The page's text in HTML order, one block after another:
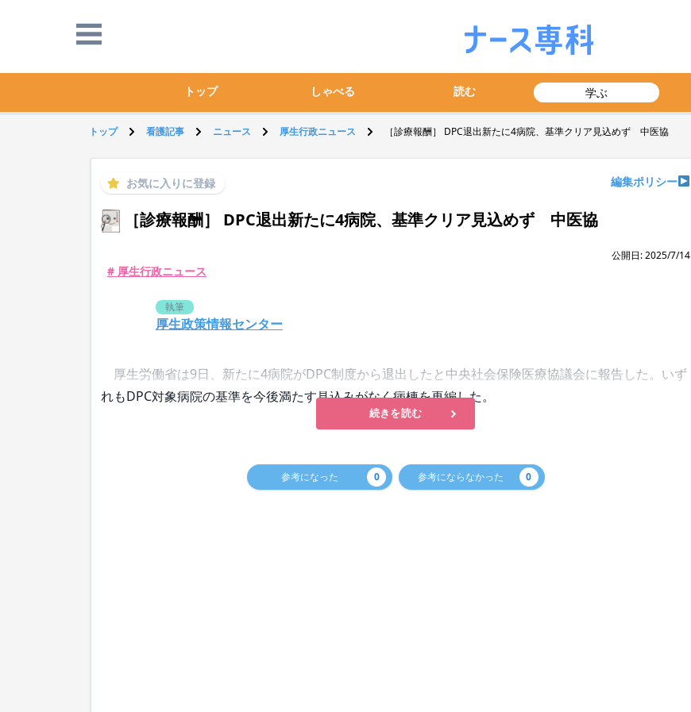
トップ しゃべる 読む 学ぶ
トップ 看護記事 ニュース 厚生行政ニュース ［診療報酬］ DPC退出新たに4病院、基準クリア見込めず 中医協
お気に入りに登録 編集ポリシー
［診療報酬］ DPC退出新たに4病院、基準クリア見込めず 中医協
公開日: 2025/7/14
# 厚生行政ニュース
執筆
厚生政策情報センター
厚生労働省は9日、新たに4病院がDPC制度から退出したと中央社会保険医療協議会に報告した。いず
れもDPC対象病院の基準を今後満たす見込みがなく病棟を再編した。
続きを読む
参考になった 0 参考にならなかった 0